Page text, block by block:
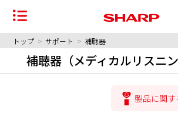
トップ > サポート > 補聴器
補聴器（メディカルリスニン
製品に関